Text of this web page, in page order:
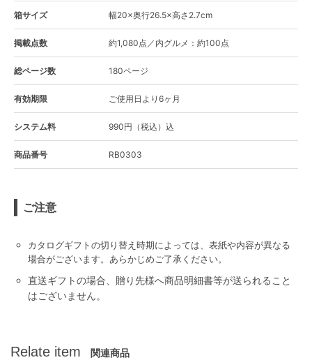
箱サイズ 幅20×奥行26.5×高さ2.7cm
掲載点数 約1,080点／内グルメ：約100点
総ページ数 180ページ
有効期限 ご使用日より6ヶ月
システム料 990円（税込）込
商品番号 RB0303
ご注意
カタログギフトの切り替え時期によっては、表紙や内容が異なる
場合がございます。あらかじめご了承ください。
直送ギフトの場合、贈り先様へ商品明細書等が送られること
はございません。
Relate item 関連商品